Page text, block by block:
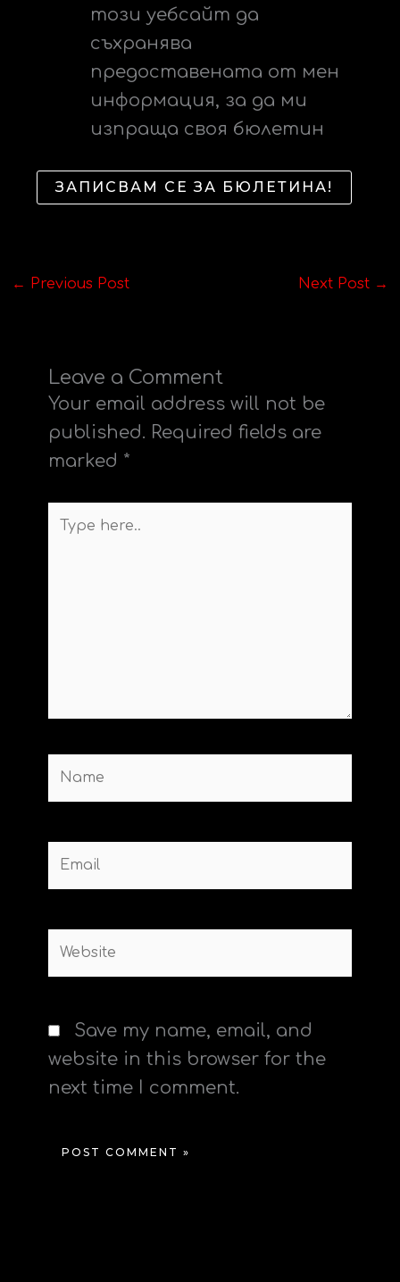
този уебсайт да
съхранява
предоставената от мен
информация, за да ми
изпраща своя бюлетин
ЗАПИСВАМ СЕ ЗА БЮЛЕТИНА!
← Previous Post Next Post →
Leave a Comment
Your email address will not be
published. Required fields are
marked *
Type
Name
Email
Website
Save my name, email, and
website in this browser for the
next time I comment.